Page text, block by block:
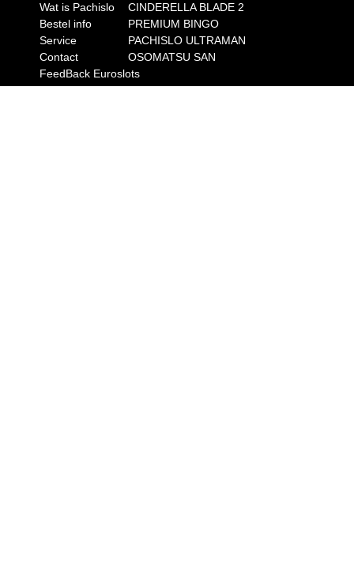
Wat is Pachislo
Bestel info
Service
Contact
FeedBack Euroslots
CINDERELLA BLADE 2
PREMIUM BINGO
PACHISLO ULTRAMAN
OSOMATSU SAN